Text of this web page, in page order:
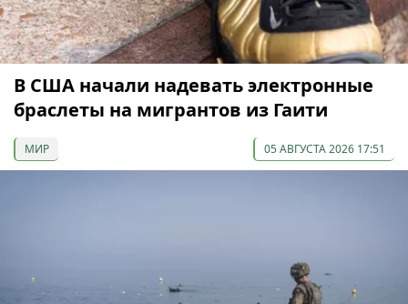
В США начали надевать электронные
браслеты на мигрантов из Гаити
МИР 05 АВГУСТА 2026 17:51